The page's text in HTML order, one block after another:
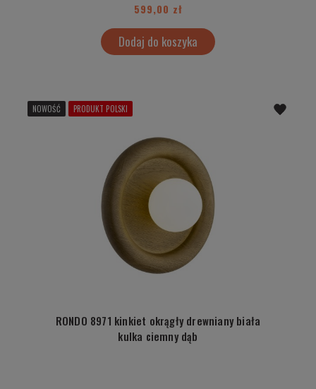
599,00 zł
Dodaj do koszyka
RONDO 8971 kinkiet okrągły drewniany biała
kulka ciemny dąb
NOWOŚĆ PRODUKT POLSKI